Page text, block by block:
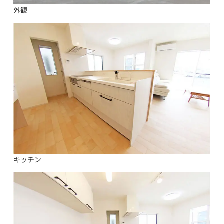
外観
キッチン